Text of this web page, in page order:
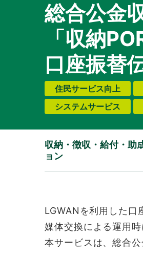
総合公金
「収納
口座振替
住民サービス向上
システムサービス
収納・徴収・給付・助
ョン
LGWANを利用した口
媒体交換による運用
本サービスは、総合
ソリューション領域
キーワード別
経営方針・中期経営計
IRカレンダー
ディスクロージャーポ
さくらケーシーエス
環境
社長あいさつ
組織
認証・認定
新卒採用